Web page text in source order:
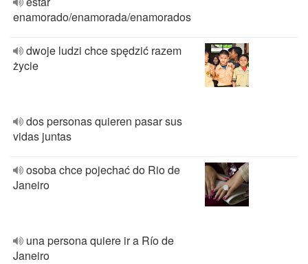
enamorado/enamorada/enamorados
dwoje ludzi chce spędzić razem
życie
dos personas quieren pasar sus
vidas juntas
osoba chce pojechać do Rio de
Janeiro
una persona quiere ir a Río de
Janeiro